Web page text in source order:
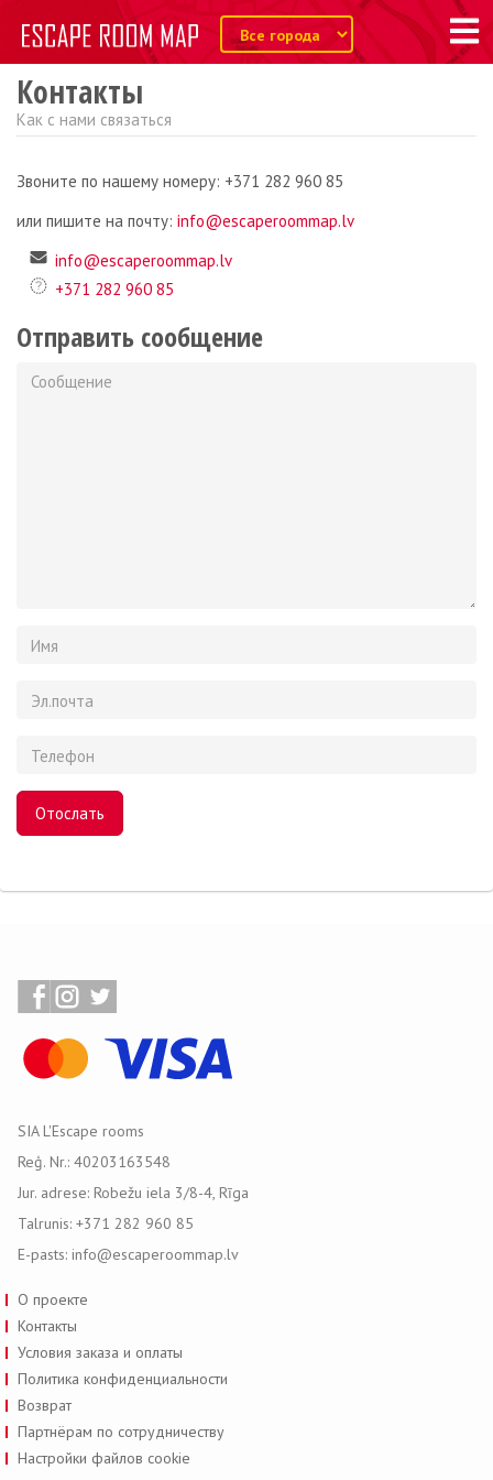
Контакты
Как с нами связаться
Звоните по нашему номеру: +371 282 960 85
или пишите на почту: info@escaperoommap.lv
info@escaperoommap.lv
+371 282 960 85
Отправить сообщение
Сообщение
Имя
Эл.почта
Телефон
Surname
Отослать
SIA L'Escape rooms
Reģ. Nr.: 40203163548
Jur. adrese: Robežu iela 3/8-4, Rīga
Talrunis: +371 282 960 85
E-pasts: info@escaperoommap.lv
О проекте
Контакты
Условия заказа и оплаты
Политика конфиденциальности
Возврат
Партнёрам по сотрудничеству
Настройки файлов cookie